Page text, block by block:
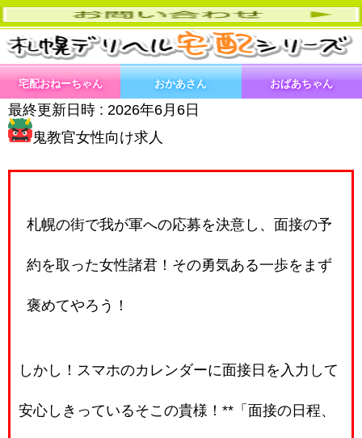
宅配おねーちゃん おかあさん おばあちゃん
最終更新日時 : 2026年6月6日
鬼教官女性向け求人
札幌の街で我が軍への応募を決意し、面接の予
約を取った女性諸君！その勇気ある一歩をまず
褒めてやろう！
しかし！スマホのカレンダーに面接日を入力して
安心しきっているそこの貴様！**「面接の日程、